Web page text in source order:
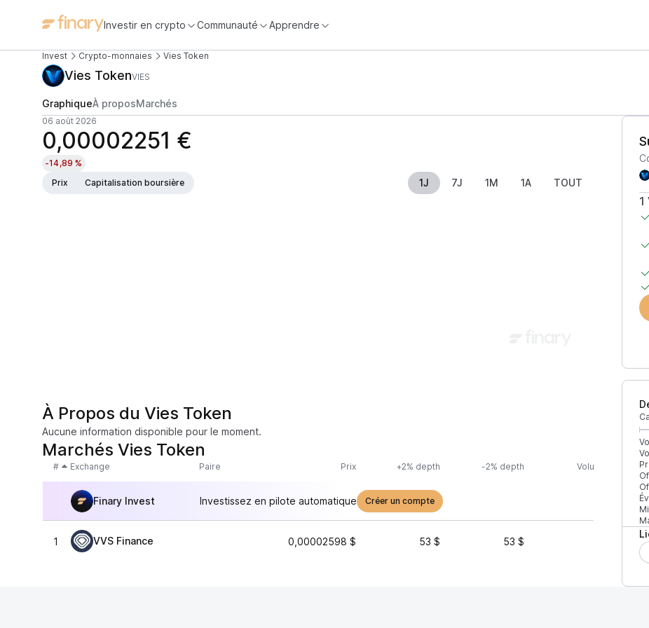
Investir en crypto Communauté Apprendre
Invest Crypto-monnaies Vies Token
Vies TokenVIES
GraphiqueÀ proposMarchés
06 août 2026
0,00002251 €
-14,89 %
Prix
Capitalisation boursière 1J 7J 1M 1A TOUT
1
À Propos du Vies Token
Aucune information disponible pour le moment.
Marchés Vies Token
# Exchange Paire Prix +2% depth -2% depth Volume (24h)
Finary Invest Investissez en pilote automatique Créer un compte
1 VVS Finance 0,00002598 $ 53 $ 53 $